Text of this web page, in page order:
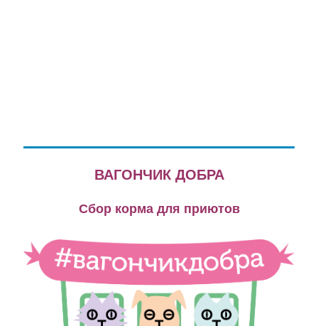
ВАГОНЧИК ДОБРА
Сбор корма для приютов